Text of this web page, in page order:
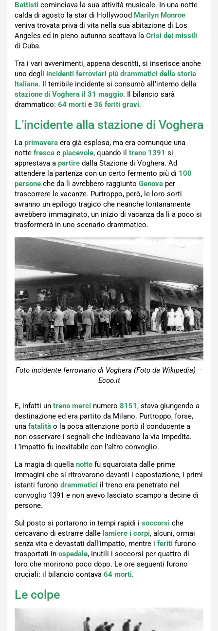
Battisti cominciava la sua attività musicale. In una notte
calda di agosto la star di Hollywood Marilyn Monroe
veniva trovata priva di vita nella sua abitazione di Los
Angeles ed in pieno autunno scattava la Crisi dei missili
di Cuba.
Tra i vari avvenimenti, appena descritti, si inserisce anche
uno degli incidenti ferroviari più drammatici della storia
Italiana. Il terribile incidente si consumò all’interno della
stazione di Voghera il 31 maggio. Il bilancio sarà
drammatico: 64 morti e 36 feriti gravi.
L’incidente alla stazione di Voghera
La primavera era già esplosa, ma era comunque una
notte fresca e piacevole, quando il treno 1391 si
apprestava a partire dalla Stazione di Voghera. Ad
attendere la partenza con un certo fermento più di 100
persone che da lì avrebbero raggiunto Genova per
trascorrere le vacanze. Purtroppo, però, le loro sorti
avranno un epilogo tragico che neanche lontanamente
avrebbero immaginato, un inizio di vacanza da lì a poco si
trasformerà in uno scenario drammatico.
Foto incidente ferroviario di Voghera (Foto da Wikipedia) –
Ecoo.it
E, infatti un treno merci numero 8151, stava giungendo a
destinazione ed era partito da Milano. Purtroppo, forse,
una fatalità o la poca attenzione portò il conducente a
non osservare i segnali che indicavano la via impedita.
L’impatto fu inevitabile con l’altro convoglio.
La magia di quella notte fu squarciata dalle prime
immagini che si ritrovarono davanti i capostazione, i primi
istanti furono drammatici il treno era penetrato nel
convoglio 1391 e non avevo lasciato scampo a decine di
persone.
Sul posto si portarono in tempi rapidi i soccorsi che
cercavano di estrarre dalle lamiere i corpi, alcuni, ormai
senza vita e devastati dall’impatto, mentre i feriti furono
trasportati in ospedale, inutili i soccorsi per quattro di
loro che morirono poco dopo. Le ore seguenti furono
cruciali: il bilancio contava 64 morti.
Le colpe